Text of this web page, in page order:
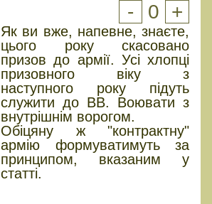
- 0 +
Як ви вже, напевне, знаєте,
цього року скасовано
призов до армії. Усі хлопці
призовного віку з
наступного року підуть
служити до ВВ. Воювати з
внутрішнім ворогом.
Обіцяну ж "контрактну"
армію формуватимуть за
принципом, вказаним у
статті.